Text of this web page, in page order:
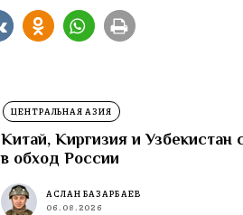
ЦЕНТРАЛЬНАЯ АЗИЯ
Китай, Киргизия и Узбекистан
в обход России
АСЛАН БАЗАРБАЕВ
06.08.2026